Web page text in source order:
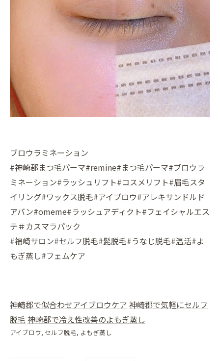
ブロウラミネーション
#神崎郡まつ毛パーマ#remine#まつ毛パーマ#ブロウラ
ミネーション#ラッシュリフト#コスメリフト#眉毛スタ
イリング#ワックス脱毛#アイブロウ#アレキサンドルド
アバン#omeme#ラッシュアディクト#フェイシャルエス
テ＃カスマラパック
#福崎サロン#セルフ脱毛#髭脱毛#うなじ脱毛#温活#よ
もぎ蒸し#フェムケア
神崎郡で似合わせアイブロウケア 神崎郡で気軽にセルフ
脱毛 神崎郡で冷え性改善のよもぎ蒸し
アイブロウ セルフ脱毛 よもぎ蒸し